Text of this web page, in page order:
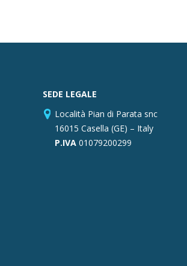
SEDE LEGALE
Località Pian di Parata snc
16015 Casella (GE) – Italy
P.IVA01079200299